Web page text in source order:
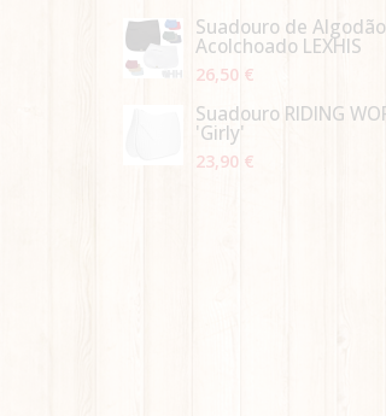
Suadouro de Algodão
Acolchoado LEXHIS
26,50 €
Suadouro RIDING
'Girly'
23,90 €